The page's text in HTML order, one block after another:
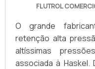
FLUTROL
O grande
retenção alta
altíssimas
associada à